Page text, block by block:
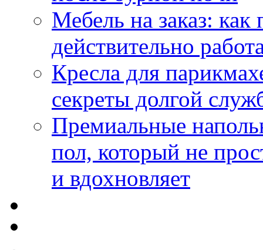
Мебель на заказ:
действительно
Кресла для
секреты долгой
Премиальные
пол, который не
и вдохновляет